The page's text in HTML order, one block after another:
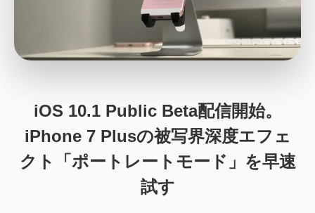
iOS 10.1 Public Beta配信開始。
iPhone 7 Plusの被写界深度エフェ
クト「ポートレートモード」を早速
試す